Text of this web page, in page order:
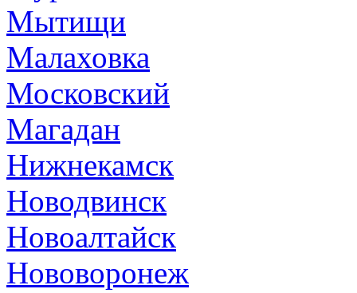
Мытищи
Малаховка
Московский
Магадан
Нижнекамск
Новодвинск
Новоалтайск
Нововоронеж